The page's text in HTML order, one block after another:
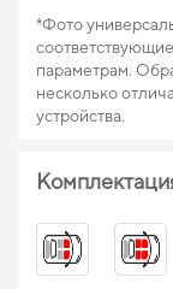
*Фото
параметрам.
несколько
устройства.